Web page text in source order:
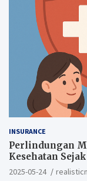
INSURANCE
Perlindungan
Kesehatan
2025-05-24